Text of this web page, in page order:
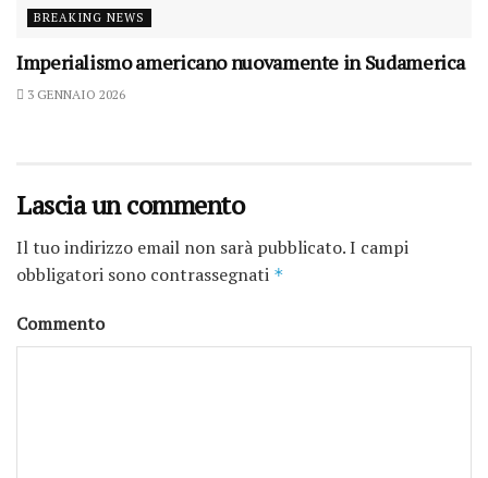
BREAKING NEWS
Imperialismo americano nuovamente in Sudamerica
3 GENNAIO 2026
Lascia un commento
Il tuo indirizzo email non sarà pubblicato.I campi
obbligatori sono contrassegnati *
Commento